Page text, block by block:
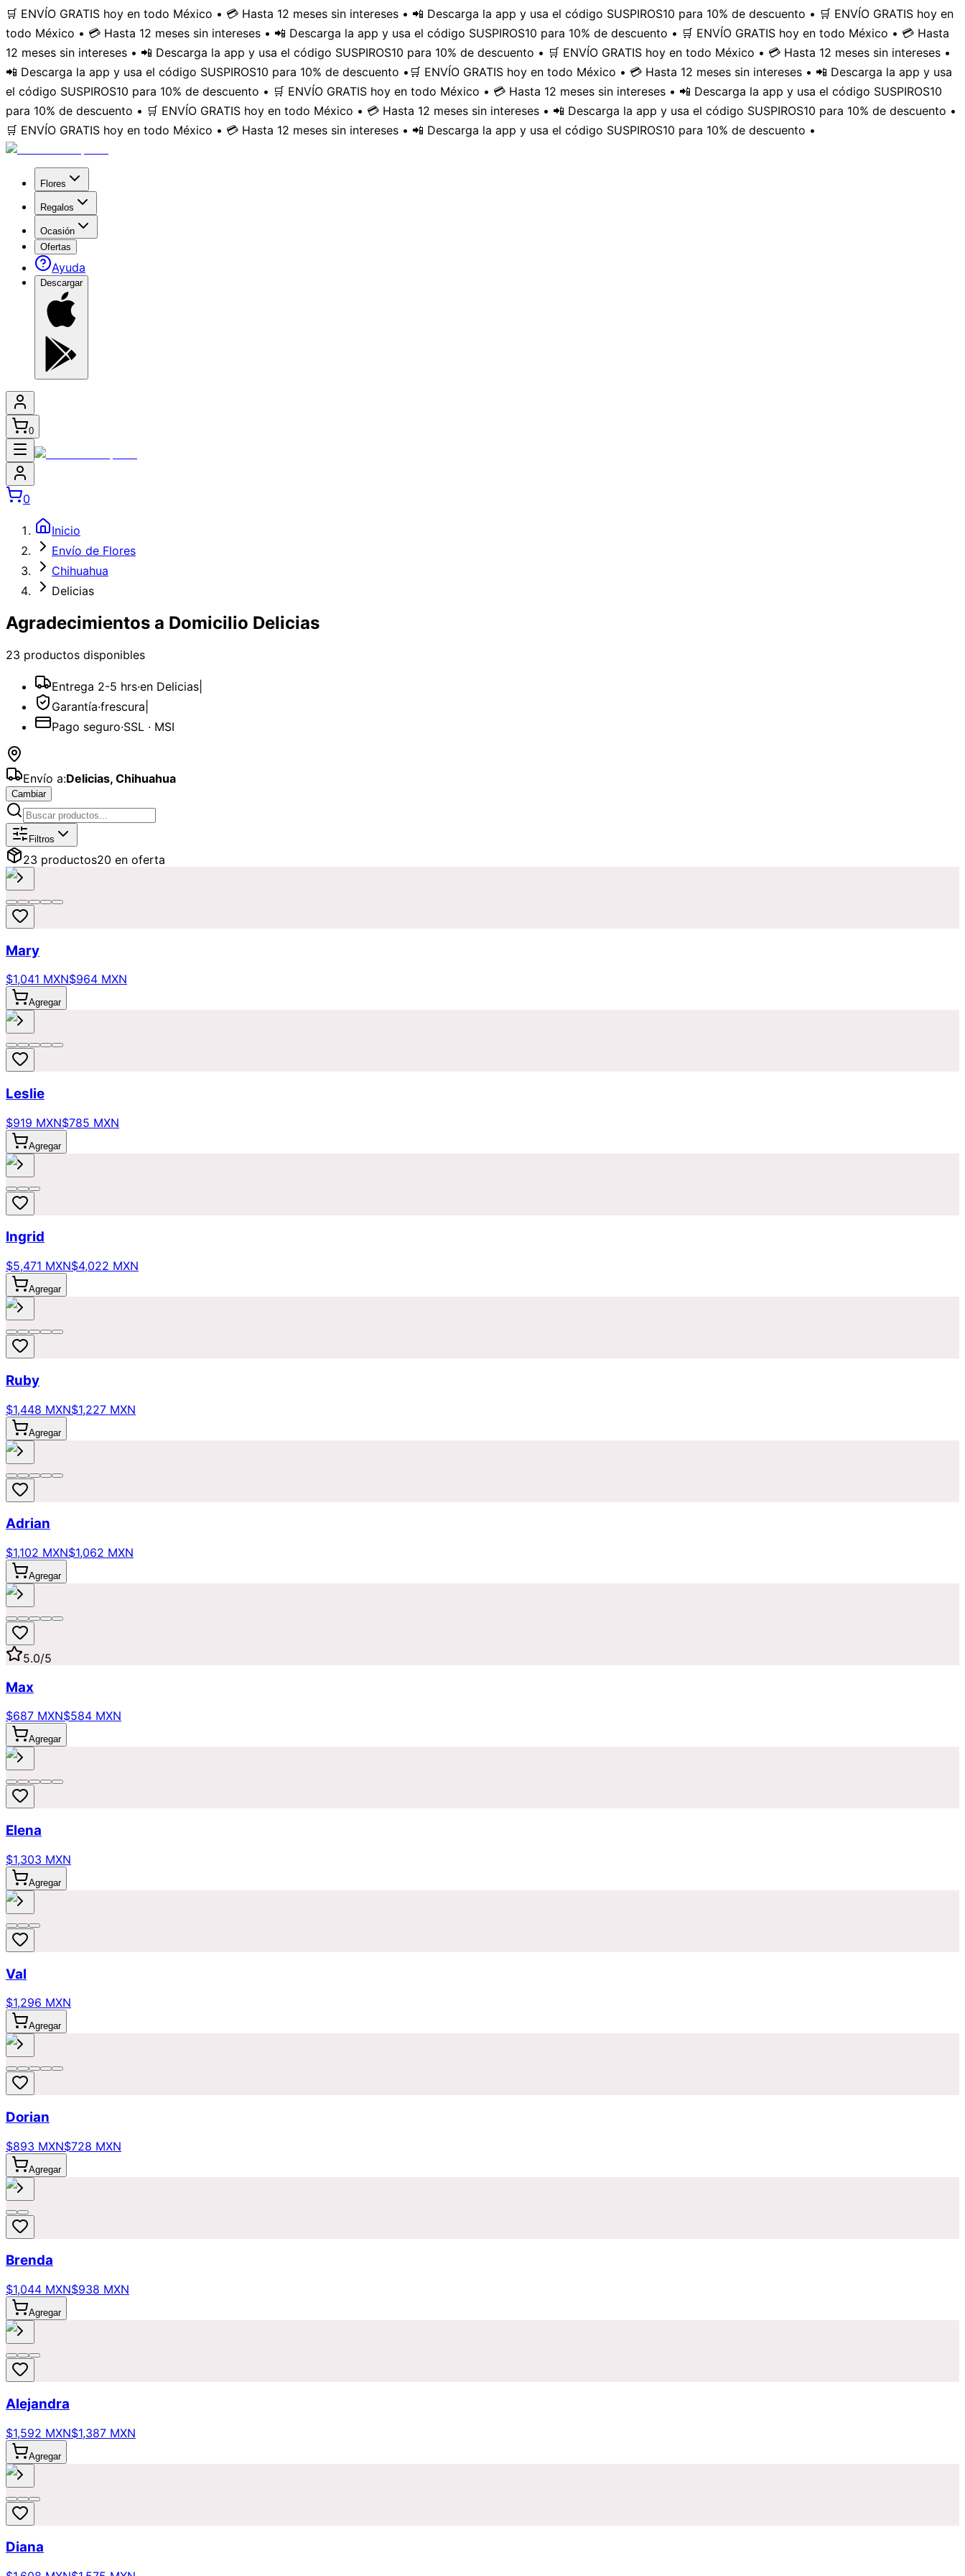
🛒 ENVÍO GRATIS hoy en todo México • 💳 Hasta 12 meses sin intereses • 📲 Descarga la app y usa el código SUSPIROS10 para 10% de descuento • 🛒 ENVÍO GRATIS hoy en
todo México • 💳 Hasta 12 meses sin intereses • 📲 Descarga la app y usa el código SUSPIROS10 para 10% de descuento • 🛒 ENVÍO GRATIS hoy en todo México • 💳 Hasta
12 meses sin intereses • 📲 Descarga la app y usa el código SUSPIROS10 para 10% de descuento • 🛒 ENVÍO GRATIS hoy en todo México • 💳 Hasta 12 meses sin intereses •
📲 Descarga la app y usa el código SUSPIROS10 para 10% de descuento • 🛒 ENVÍO GRATIS hoy en todo México • 💳 Hasta 12 meses sin intereses • 📲 Descarga la app y usa
el código SUSPIROS10 para 10% de descuento • 🛒 ENVÍO GRATIS hoy en todo México • 💳 Hasta 12 meses sin intereses • 📲 Descarga la app y usa el código SUSPIROS10
para 10% de descuento • 🛒 ENVÍO GRATIS hoy en todo México • 💳 Hasta 12 meses sin intereses • 📲 Descarga la app y usa el código SUSPIROS10 para 10% de descuento •
🛒 ENVÍO GRATIS hoy en todo México • 💳 Hasta 12 meses sin intereses • 📲 Descarga la app y usa el código SUSPIROS10 para 10% de descuento •
Flores
Regalos
Ocasión
Ofertas
Ayuda
Descargar
0
0
Inicio
Envío de Flores
Chihuahua
Delicias
Agradecimientos a Domicilio Delicias
23 productos disponibles
Entrega 2-5 hrs·en Delicias
Garantía·frescura
Pago seguro·SSL · MSI
Envío a:Delicias, Chihuahua
Cambiar
Catálogo deAgradecimientos
Filtros
23 productos20 en oferta
Mary
$1,041 MXN$964 MXN
Agregar
Leslie
$919 MXN$785 MXN
Agregar
Ingrid
$5,471 MXN$4,022 MXN
Agregar
Ruby
$1,448 MXN$1,227 MXN
Agregar
Adrian
$1,102 MXN$1,062 MXN
Agregar
5.0/5
Max
$687 MXN$584 MXN
Agregar
Elena
$1,303 MXN
Agregar
Val
$1,296 MXN
Agregar
Dorian
$893 MXN$728 MXN
Agregar
Brenda
$1,044 MXN$938 MXN
Agregar
Alejandra
$1,592 MXN$1,387 MXN
Agregar
Diana